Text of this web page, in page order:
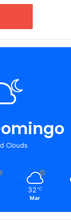
Clouds
32 ℃
Mar